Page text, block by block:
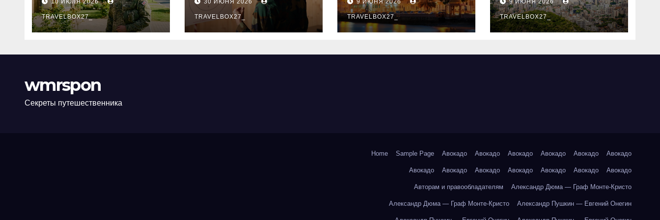
программе НИС и
перечень
аккредитованных
10 ИЮЛЯ 2026
TRAVELBOX27_
новый уровень
праздника и
командного духа
30 ИЮНЯ 2026
TRAVELBOX27_
9 ИЮНЯ 2026
TRAVELBOX27_
знали
9 ИЮНЯ 2026
TRAVELBOX27_
wmrspon
Секреты путешественника
Home Sample Page Авокадо Авокадо Авокадо Авокадо Авокадо Авокадо
Авокадо Авокадо Авокадо Авокадо Авокадо Авокадо Авокадо
Авторам и правообладателям Александр Дюма — Граф Монте-Кристо
Александр Дюма — Граф Монте-Кристо Александр Пушкин — Евгений Онегин